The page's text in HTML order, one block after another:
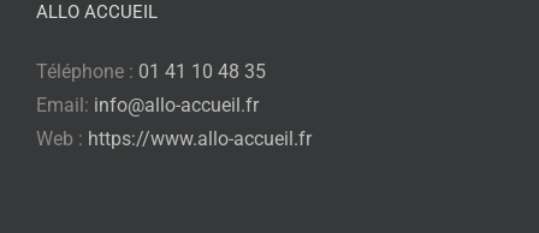
ALLO ACCUEIL
Téléphone : 01 41 10 48 35
Email: info@allo-accueil.fr
Web : https://www.allo-accueil.fr